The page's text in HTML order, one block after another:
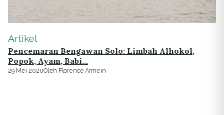
Artikel
Pencemaran Bengawan Solo: Limbah Alhokol,
Popok, Ayam, Babi…
29 Mei 2020Oleh Florence Armein